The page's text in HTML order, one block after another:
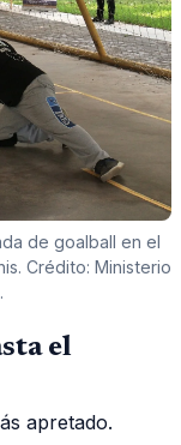
de goalball en el
Crédito: Ministerio
el
apretado.